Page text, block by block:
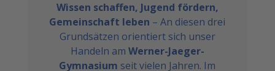
Wissen schaffen, Jugend fördern,
Gemeinschaft leben – An diesen drei
Grundsätzen orientiert sich unser
Handeln am Werner-Jaeger-
Gymnasium seit vielen Jahren. Im